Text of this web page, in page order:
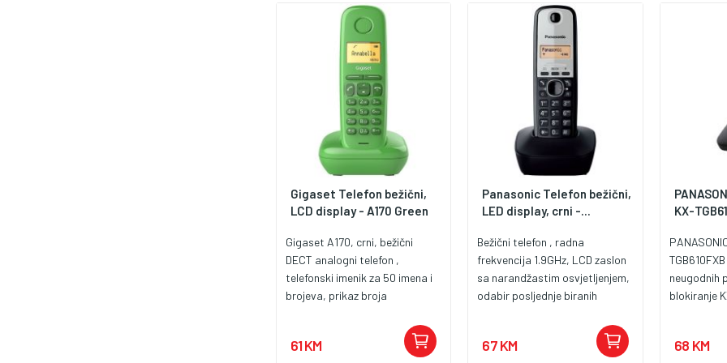
Gigaset Telefon bežični,
LCD display - A170 Green
Gigaset A170, crni, bežični
DECT analogni telefon ,
telefonski imenik za 50 imena i
brojeva, prikaz broja
propuštenih poziva, 10 polifonih
melodija, LCD 1.5" display,
61 KM
Panasonic Telefon bežični,
LED display, crni -...
Bežični telefon , radna
frekvencija 1.9GHz, LCD zaslon
sa narandžastim osvjetljenjem,
odabir posljednje biranih
memorijskih mjesta u imeniku,
popis propuštenih brojeva, 6
67 KM
KX-
neugodnih
blokiranje
brojeva
Osim
68 KM